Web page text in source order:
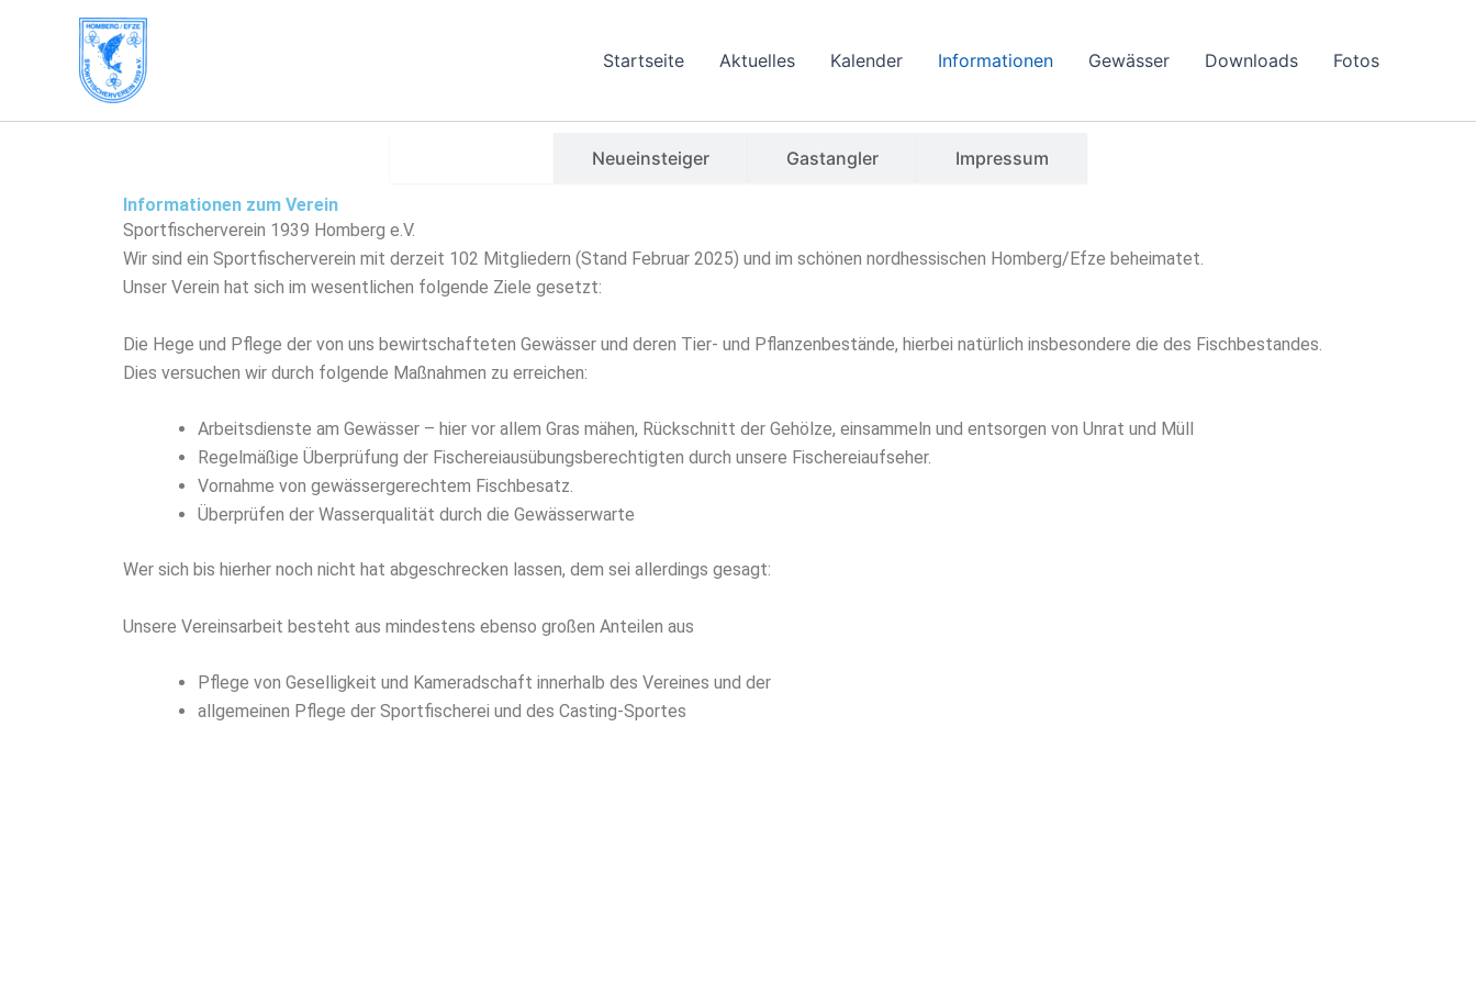
Startseite Aktuelles Kalender Informationen Gewässer Downloads Fotos
Neueinsteiger Gastangler Impressum
Informationen zum Verein
Sportfischerverein 1939 Homberg e.V.
Wir sind ein Sportfischerverein mit derzeit 102 Mitgliedern (Stand Februar 2025) und im schönen nordhessischen Homberg/Efze beheimatet.
Unser Verein hat sich im wesentlichen folgende Ziele gesetzt:
Die Hege und Pflege der von uns bewirtschafteten Gewässer und deren Tier- und Pflanzenbestände, hierbei natürlich insbesondere die des Fischbestandes.
Dies versuchen wir durch folgende Maßnahmen zu erreichen:
Arbeitsdienste am Gewässer – hier vor allem Gras mähen, Rückschnitt der Gehölze, einsammeln und entsorgen von Unrat und Müll
Regelmäßige Überprüfung der Fischereiausübungsberechtigten durch unsere Fischereiaufseher.
Vornahme von gewässergerechtem Fischbesatz.
Überprüfen der Wasserqualität durch die Gewässerwarte
Wer sich bis hierher noch nicht hat abgeschrecken lassen, dem sei allerdings gesagt:
Unsere Vereinsarbeit besteht aus mindestens ebenso großen Anteilen aus
Pflege von Geselligkeit und Kameradschaft innerhalb des Vereines und der
allgemeinen Pflege der Sportfischerei und des Casting-Sportes